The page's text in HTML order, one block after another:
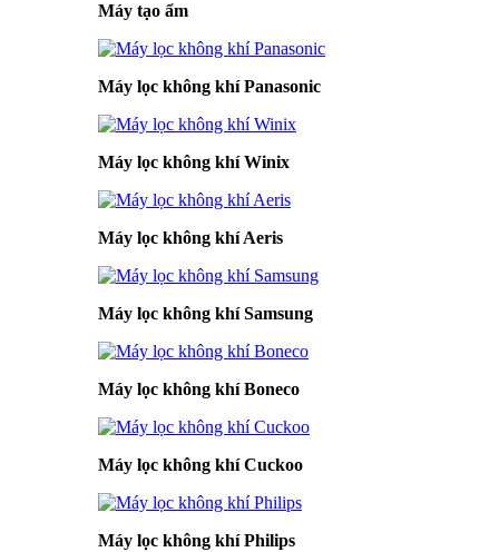
Máy tạo ẩm
Máy lọc không khí Panasonic
Máy lọc không khí Winix
Máy lọc không khí Aeris
Máy lọc không khí Samsung
Máy lọc không khí Boneco
Máy lọc không khí Cuckoo
Máy lọc không khí Philips